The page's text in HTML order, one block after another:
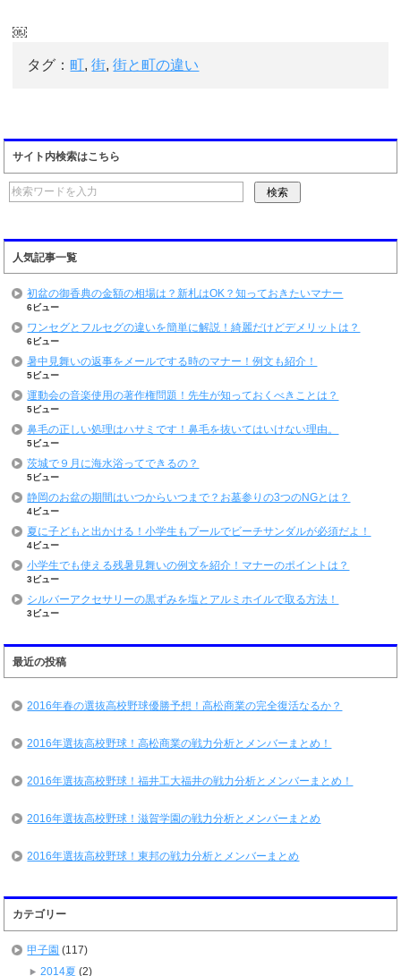
￼
タグ：町,街,街と町の違い
サイト内検索はこちら
人気記事一覧
初盆の御香典の金額の相場は？新札はOK？知っておきたいマナー
6ビュー
ワンセグとフルセグの違いを簡単に解説！綺麗だけどデメリットは？
6ビュー
暑中見舞いの返事をメールでする時のマナー！例文も紹介！
5ビュー
運動会の音楽使用の著作権問題！先生が知っておくべきことは？
5ビュー
鼻毛の正しい処理はハサミです！鼻毛を抜いてはいけない理由。
5ビュー
茨城で９月に海水浴ってできるの？
5ビュー
静岡のお盆の期間はいつからいつまで？お墓参りの3つのNGとは？
4ビュー
夏に子どもと出かける！小学生もプールでビーチサンダルが必須だよ！
4ビュー
小学生でも使える残暑見舞いの例文を紹介！マナーのポイントは？
3ビュー
シルバーアクセサリーの黒ずみを塩とアルミホイルで取る方法！
3ビュー
最近の投稿
2016年春の選抜高校野球優勝予想！高松商業の完全復活なるか？
2016年選抜高校野球！高松商業の戦力分析とメンバーまとめ！
2016年選抜高校野球！福井工大福井の戦力分析とメンバーまとめ！
2016年選抜高校野球！滋賀学園の戦力分析とメンバーまとめ
2016年選抜高校野球！東邦の戦力分析とメンバーまとめ
カテゴリー
甲子園 (117)
2014夏 (2)